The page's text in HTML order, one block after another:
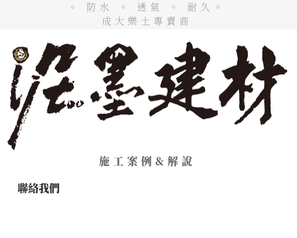
。 防水 。 透氣 。 耐久。
成大樂土專賣商
施工案例&解說
聯絡我們